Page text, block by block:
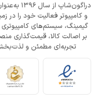
و کامپیوتر فعالیت خود را در
گیمینگ، سیستم‌های کامپیوتری
بر اصالت کالا، قیمت‌گذاری
تجربه‌ای مطمئن و لذت‌بخش